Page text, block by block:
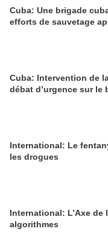
Cuba: Une brigade
efforts de sauvetage
Cuba: Intervention de
débat d’urgence sur le
International: Le
les drogues
International: L’Axe
algorithmes